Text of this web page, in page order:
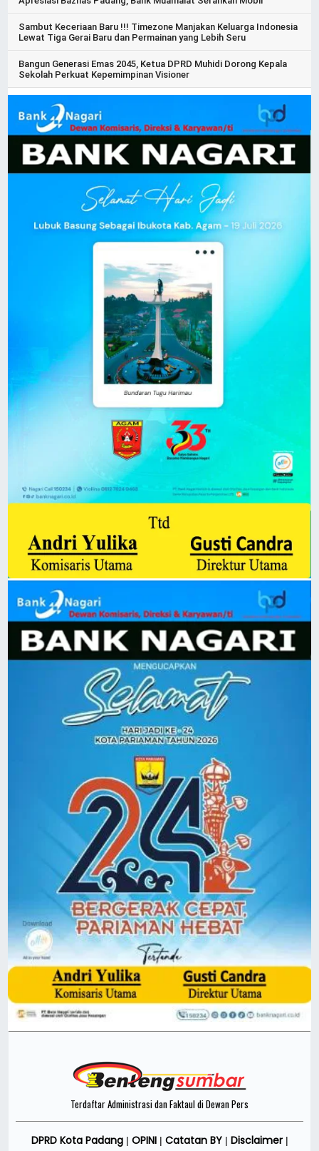
Sambut Keceriaan Baru !!! Timezone Manjakan Keluarga Indonesia
Lewat Tiga Gerai Baru dan Permainan yang Lebih Seru
Bangun Generasi Emas 2045, Ketua DPRD Muhidi Dorong Kepala
Sekolah Perkuat Kepemimpinan Visioner
Terdaftar Administrasi dan Faktaul di Dewan Pers
DPRD Kota Padang| OPINI Catatan BY| Disclaimer|